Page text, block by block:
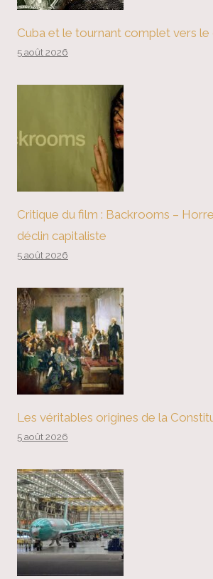
Cuba et le tournant complet vers le
5 août 2026
Critique du film : Backrooms –
déclin capitaliste
5 août 2026
Les véritables origines de la
5 août 2026